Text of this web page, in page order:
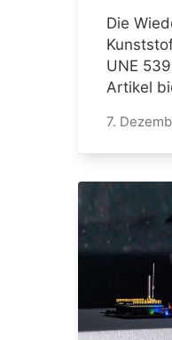
Die
UNE
Artikel
7.